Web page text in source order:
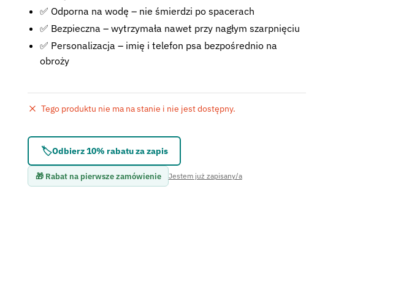
✅ Odporna na wodę – nie śmierdzi po spacerach
✅ Bezpieczna – wytrzymała nawet przy nagłym szarpnięciu
✅ Personalizacja – imię i telefon psa bezpośrednio na
obroży
Tego produktu nie ma na stanie i nie jest dostępny.
🏷️Odbierz 10% rabatu za zapis
🎁 Rabat na pierwsze zamówienie Jestem już zapisany/a